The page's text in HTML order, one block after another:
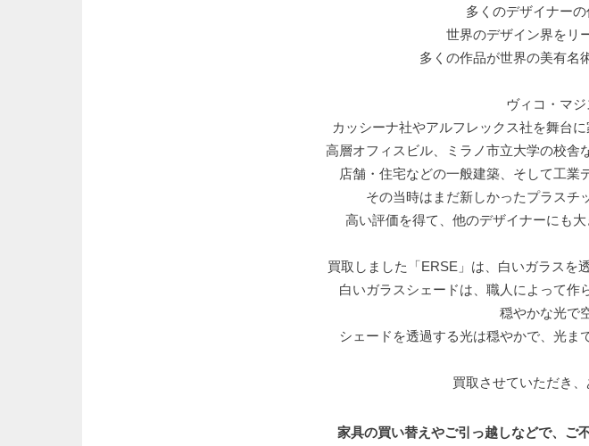
多くのデザイナーの
世界のデザイン界をリ
多くの作品が世界の美有名
ヴィコ・マジ
カッシーナ社やアルフレックス社を舞台
高層オフィスビル、ミラノ市立大学の校舎
店舗・住宅などの一般建築、そして工業
その当時はまだ新しかったプラスチ
高い評価を得て、他のデザイナーにも
買取しました「ERSE」は、白いガラスを
白いガラスシェードは、職人によって作
穏やかな光で
シェードを透過する光は穏やかで、光ま
買取させていただき
家具の買い替えやご引っ越しなどで、ご